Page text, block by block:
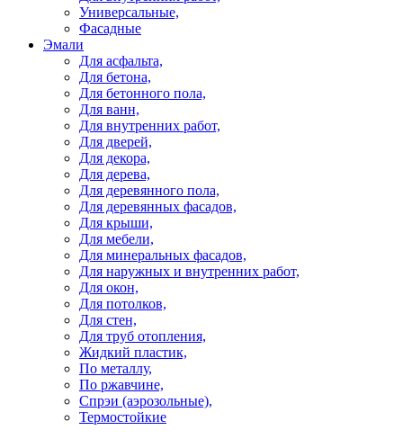
Универсальные,
Фасадные
Эмали
Для асфальта,
Для бетона,
Для бетонного пола,
Для ванн,
Для внутренних работ,
Для дверей,
Для декора,
Для дерева,
Для деревянного пола,
Для деревянных фасадов,
Для крыши,
Для мебели,
Для минеральных фасадов,
Для наружных и внутренних работ,
Для окон,
Для потолков,
Для стен,
Для труб отопления,
Жидкий пластик,
По металлу,
По ржавчине,
Спрэи (аэрозольные),
Термостойкие